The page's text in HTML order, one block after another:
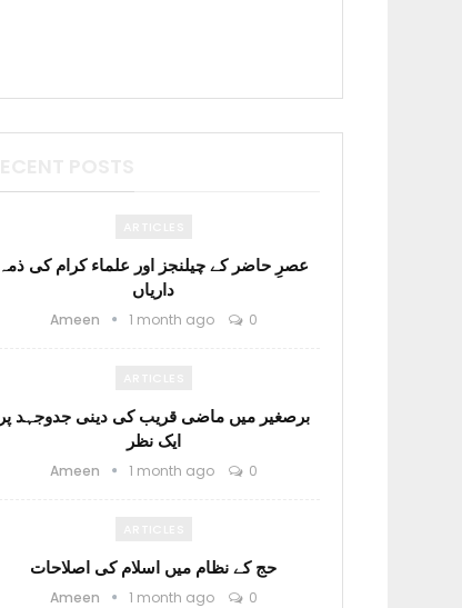
عصرِ حاضر کے چیلنجز اور علماء کرام کی ذمہ
داریاں
Ameen 1 month ago 0
برصغیر میں ماضی قریب کی دینی جدوجہد پر
ایک نظر
Ameen 1 month ago 0
حج کے نظام میں اسلام کی اصلاحات
Ameen 1 month ago 0